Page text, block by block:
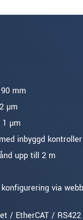
mm
µm
1 µm
inbyggd kontroller
upp till 2 m
via
/ EtherCAT / RS422